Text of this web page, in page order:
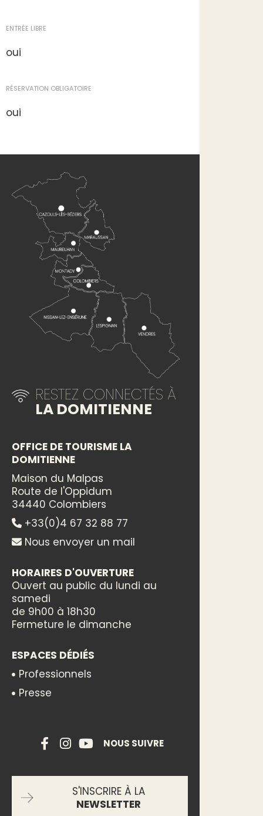
ENTRÉE LIBRE
oui
RÉSERVATION OBLIGATOIRE
oui
RESTEZ CONNECTÉS À
LA DOMITIENNE
OFFICE DE TOURISME LA
DOMITIENNE
Maison du Malpas
Route de l'Oppidum
34440 Colombiers
+33(0)4 67 32 88 77
Nous envoyer un mail
HORAIRES D'OUVERTURE
Ouvert au public du lundi au
samedi
de 9h00 à 18h30
Fermeture le dimanche
ESPACES DÉDIÉS
Professionnels
Presse
NOUS SUIVRE
S'INSCRIRE À LA
NEWSLETTER